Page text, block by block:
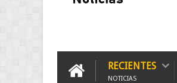
RECIENTES
NOTICIAS